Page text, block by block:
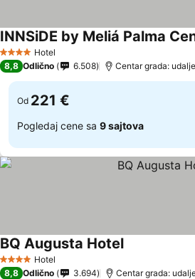
4 ZvezdiceHotel
INNSiDE by Meliá Palma
8,8 Odlično 6.508 Centar grada:
Od 221 €
Pogledaj cene sa 9 sajtova
4 ZvezdiceHotel
BQ Augusta HotelPogledaj cene
8,8 Odlično 3.694 Centar grada: